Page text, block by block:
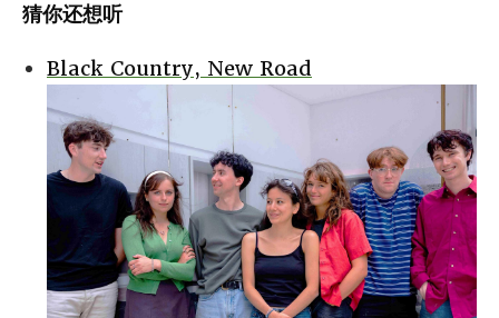
猜你还想听
Black Country, New Road